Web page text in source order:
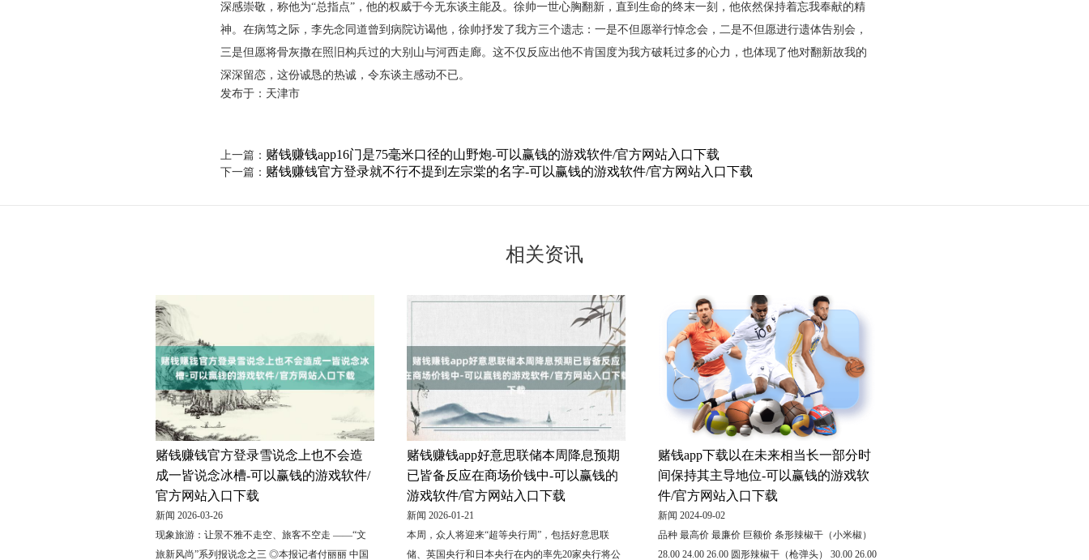
深感崇敬，称他为“总指点”，他的权威于今无东谈主能及。徐帅一世心胸翻新，直到生命的终末一刻，他依然保持着忘我奉献的精
神。在病笃之际，李先念同道曾到病院访谒他，徐帅抒发了我方三个遗志：一是不但愿举行悼念会，二是不但愿进行遗体告别会，
三是但愿将骨灰撒在照旧构兵过的大别山与河西走廊。这不仅反应出他不肯国度为我方破耗过多的心力，也体现了他对翻新故我的
深深留恋，这份诚恳的热诚，令东谈主感动不已。
发布于：天津市
上一篇： 赌钱赚钱app16门是75毫米口径的山野炮-可以赢钱的游戏软件/官方网站入口下载
下一篇： 赌钱赚钱官方登录就不行不提到左宗棠的名字-可以赢钱的游戏软件/官方网站入口下载
相关资讯
赌钱赚钱官方登录雪说念上也不会造
成一皆说念冰槽-可以赢钱的游戏软件/
官方网站入口下载
新闻 2026-03-26
现象旅游：让景不雅不走空、旅客不空走 ——“文
旅新风尚”系列报说念之三 ◎本报记者付丽丽 中国
赌钱赚钱app好意思联储本周降息预期
已皆备反应在商场价钱中-可以赢钱的
游戏软件/官方网站入口下载
新闻 2026-01-21
本周，众人将迎来“超等央行周”，包括好意思联
储、英国央行和日本央行在内的率先20家央行将公
赌钱app下载以在未来相当长一部分时
间保持其主导地位-可以赢钱的游戏软
件/官方网站入口下载
新闻 2024-09-02
品种 最高价 最廉价 巨额价 条形辣椒干（小米椒）
28.00 24.00 26.00 圆形辣椒干（枪弹头） 30.00 26.00